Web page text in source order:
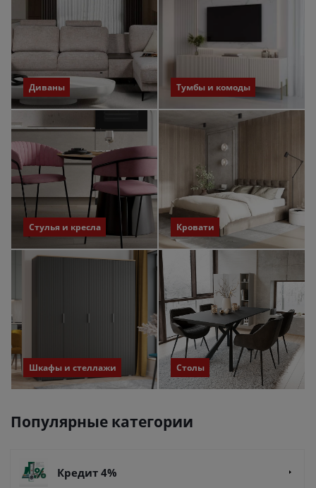
Диваны Тумбы и комоды
Стулья и кресла Кровати
Шкафы и стеллажи Столы
Популярные категории
Кредит 4%